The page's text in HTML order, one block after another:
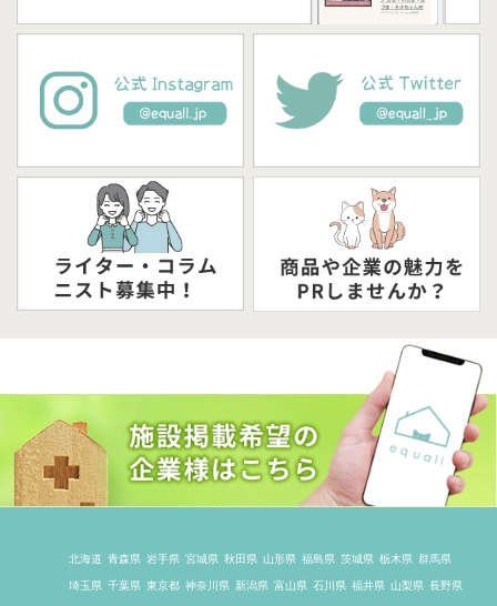
北海道 青森県 岩手県 宮城県 秋田県 山形県 福島県 茨城県 栃木県 群馬県
埼玉県 千葉県 東京都 神奈川県 新潟県 富山県 石川県 福井県 山梨県 長野県